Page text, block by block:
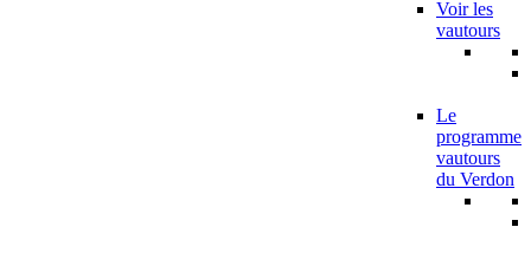
Voir les
vautours
Le
programme
vautours
du Verdon